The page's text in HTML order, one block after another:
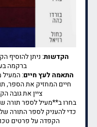
הקדשות: ניתן להוסיף
ברקמה בעלות
התאמה לעץ חיים: המעיל
חיים המחזיק את הספר,
ציין את גובה
בחרו ב**מעיל לספר תורה
כדי להעניק לספר התורה
הקפדה על פרטים